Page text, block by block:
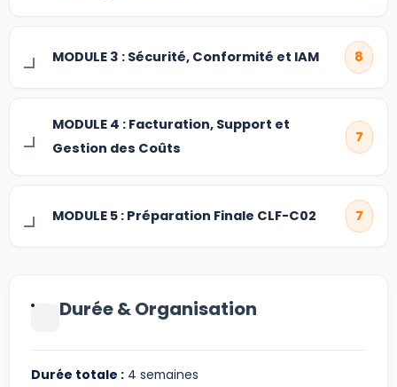
MODULE 3 : Sécurité, Conformité et IAM 8
MODULE 4 : Facturation, Support et
Gestion des Coûts
7
MODULE 5 : Préparation Finale CLF-C02 7
Durée & Organisation
Durée totale : 4 semaines